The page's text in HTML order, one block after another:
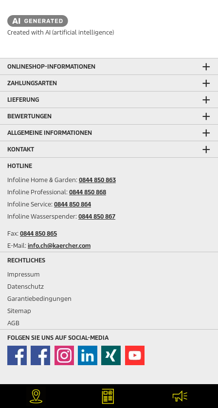
Created with AI (artificial intelligence)
ONLINESHOP-INFORMATIONEN
ZAHLUNGSARTEN
LIEFERUNG
BEWERTUNGEN
ALLGEMEINE INFORMATIONEN
KONTAKT
HOTLINE
Infoline Home & Garden: 0844 850 863
Infoline Professional: 0844 850 868
Infoline Service: 0844 850 864
Infoline Wasserspender: 0844 850 867
Fax: 0844 850 865
E-Mail: info.ch@kaercher.com
RECHTLICHES
Impressum
Datenschutz
Garantiebedingungen
Sitemap
AGB
FOLGEN SIE UNS AUF SOCIAL-MEDIA